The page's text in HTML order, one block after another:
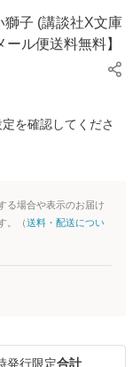
獅子 (講談社X文庫
ル便送料無料】
を確認してくださ
る場合や表示のお届け
。（送料・配送につい
発行限定合計